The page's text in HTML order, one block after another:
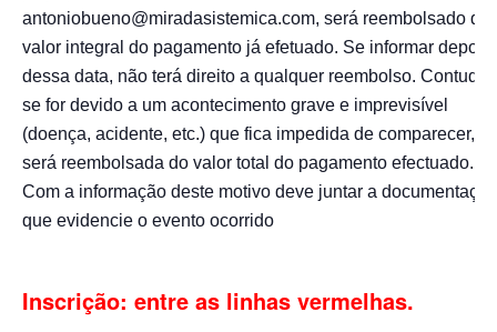
antoniobueno@miradasistemica.com, será reembolsado do
valor integral do pagamento já efetuado. Se informar depois
dessa data, não terá direito a qualquer reembolso. Contudo,
se for devido a um acontecimento grave e imprevisível
(doença, acidente, etc.) que fica impedida de comparecer,
será reembolsada do valor total do pagamento efectuado.
Com a informação deste motivo deve juntar a documentação
que evidencie o evento ocorrido
Inscrição: entre as linhas vermelhas.